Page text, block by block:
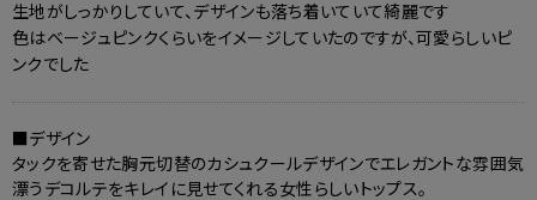
生地がしっかりしていて、デザインも落ち着いていて綺麗です
色はベージュピンクくらいをイメージしていたのですが、可愛らしいピ
ンクでした
■デザイン
タックを寄せた胸元切替のカシュクールデザインでエレガントな雰囲気
漂うデコルテをキレイに見せてくれる女性らしいトップス。